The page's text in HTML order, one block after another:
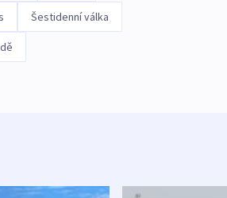
Šestidenní válka